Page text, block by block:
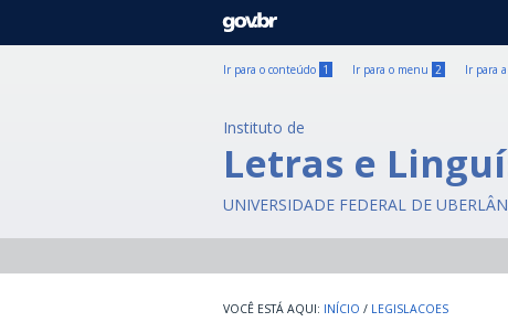
GOVBR
Ir para o conteúdo 1 Ir para o menu 2 Ir para
Instituto de
Letras e
UNIVERSIDADE FEDERAL DE
INÍCIO / LEGISLACOES